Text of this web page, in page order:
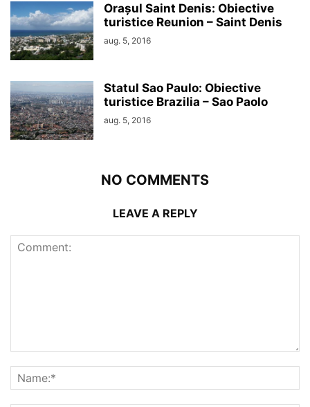
Orașul Saint Denis: Obiective
turistice Reunion – Saint Denis
aug. 5, 2016
Statul Sao Paulo: Obiective
turistice Brazilia – Sao Paolo
aug. 5, 2016
NO COMMENTS
LEAVE A REPLY